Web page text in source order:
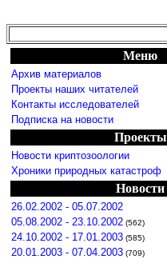
Меню
Архив материалов
Проекты наших читателей
Контакты исследователей
Подписка на новости
Проекты
Новости криптозоологии
Хроники природных катастроф
Новости
26.02.2002 - 05.07.2002
05.08.2002 - 23.10.2002 (562)
24.10.2002 - 17.01.2003 (585)
20.01.2003 - 07.04.2003 (709)